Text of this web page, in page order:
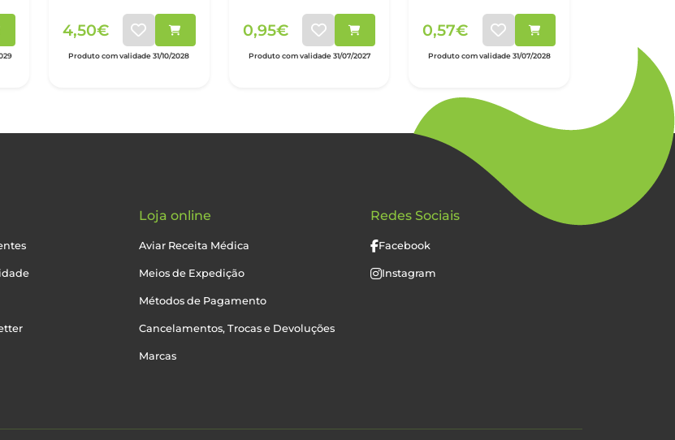
4,50€
Produto com validade 31/10/2028
0,95€
Produto com validade 31/07/2027
0,57€
Produto com validade 31/07/2028 Produto com
Loja online
Aviar Receita Médica
Meios de Expedição
Métodos de Pagamento
Cancelamentos, Trocas e Devoluções
Marcas
Redes Sociais
Facebook
Instagram